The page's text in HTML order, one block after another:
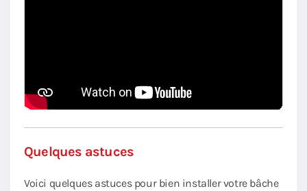
Quelques astuces
Voici quelques astuces pour bien installer votre bâche